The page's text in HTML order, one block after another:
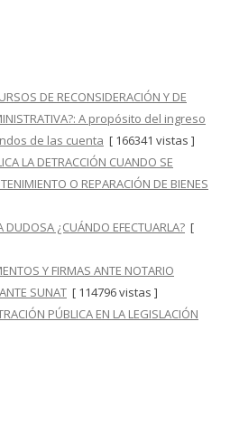
DE RECONSIDERACIÓN Y DE
A propósito del ingreso
de las cuenta [ 166341 vistas ]
LA DETRACCIÓN CUANDO SE
O REPARACIÓN DE BIENES
¿CUÁNDO EFECTUARLA? [
Y FIRMAS ANTE NOTARIO
SUNAT [ 114796 vistas ]
PÚBLICA EN LA LEGISLACIÓN